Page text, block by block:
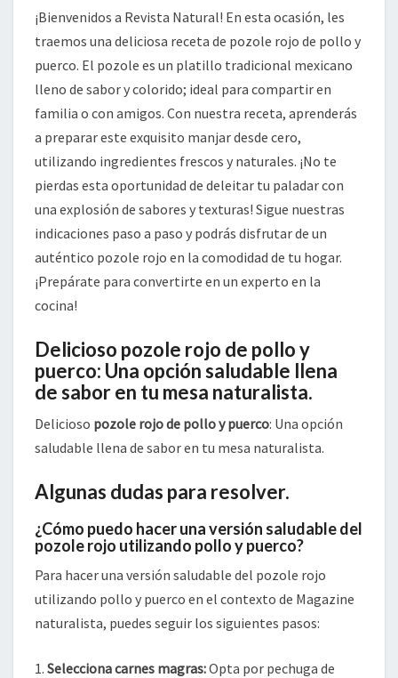
POLLO
PUERCO
¡Bienvenidos a Revista Natural! En esta ocasión, les
traemos una deliciosa receta de pozole rojo de pollo y
puerco. El pozole es un platillo tradicional mexicano
lleno de sabor y colorido; ideal para compartir en
familia o con amigos. Con nuestra receta, aprenderás
a preparar este exquisito manjar desde cero,
utilizando ingredientes frescos y naturales. ¡No te
pierdas esta oportunidad de deleitar tu paladar con
una explosión de sabores y texturas! Sigue nuestras
indicaciones paso a paso y podrás disfrutar de un
auténtico pozole rojo en la comodidad de tu hogar.
¡Prepárate para convertirte en un experto en la
cocina!
Delicioso pozole rojo de pollo y
puerco: Una opción saludable llena
de sabor en tu mesa naturalista.
Delicioso pozole rojo de pollo y puerco: Una opción
saludable llena de sabor en tu mesa naturalista.
Algunas dudas para resolver.
¿Cómo puedo hacer una versión saludable del
pozole rojo utilizando pollo y puerco?
Para hacer una versión saludable del pozole rojo
utilizando pollo y puerco en el contexto de Magazine
naturalista, puedes seguir los siguientes pasos:
1. Selecciona carnes magras:Opta por pechuga de